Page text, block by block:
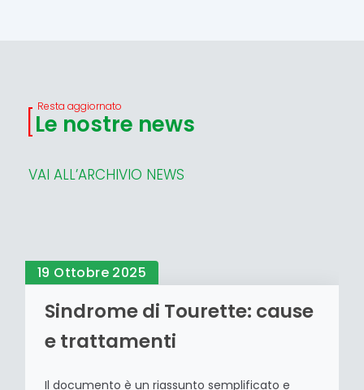
Resta aggiornato
Le nostre news
VAI ALL’ARCHIVIO NEWS
19 Ottobre 2025
Sindrome di Tourette: cause
e trattamenti
Il documento è un riassunto semplificato e